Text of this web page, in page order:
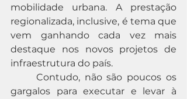
mobilidade urbana. A prestação
regionalizada, inclusive, é tema que
vem ganhando cada vez mais
destaque nos novos projetos de
infraestrutura do país.
gargalos para executar e levar à